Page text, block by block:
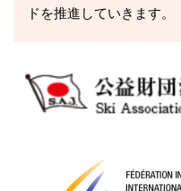
ドを推進していきます。